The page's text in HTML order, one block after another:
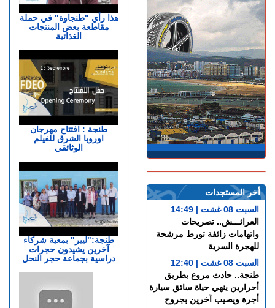
هذا رأي "طنجاوة" في حملة
مقاطعة بعض المنتجات
الغذائية
طنجة : افتتاح مهرجان
اوروبا الشرق للفيلم
الوثائقي
طنجة:"ليير" بمعية شركاء
آخرين يشيدون حجرات
دراسية بجماعة حجر النحل
أخر المستجدات
السبت 08 غشت | 14:49
العرائـــش.. تصريحات
واتهامات زائفة تورط مرشحة
للهجرة السرية
السبت 08 غشت | 12:40
طنجة.. حادث مروع بطريق
أحرارين ينهي حياة سائق سيارة
أجرة ويصيب آخرين بجروح